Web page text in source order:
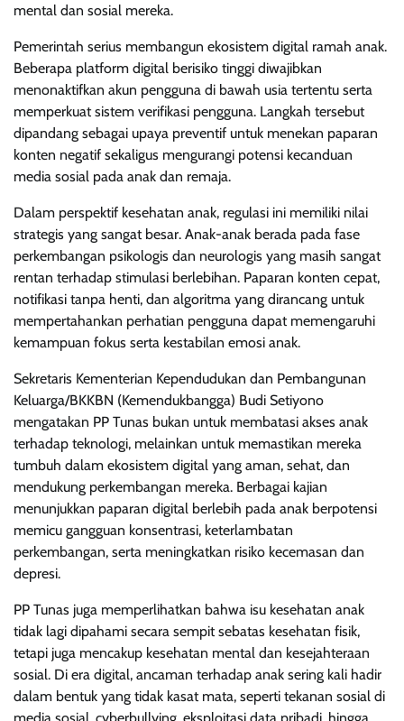
mental dan sosial mereka.
Pemerintah serius membangun ekosistem digital ramah anak.
Beberapa platform digital berisiko tinggi diwajibkan
menonaktifkan akun pengguna di bawah usia tertentu serta
memperkuat sistem verifikasi pengguna. Langkah tersebut
dipandang sebagai upaya preventif untuk menekan paparan
konten negatif sekaligus mengurangi potensi kecanduan
media sosial pada anak dan remaja.
Dalam perspektif kesehatan anak, regulasi ini memiliki nilai
strategis yang sangat besar. Anak-anak berada pada fase
perkembangan psikologis dan neurologis yang masih sangat
rentan terhadap stimulasi berlebihan. Paparan konten cepat,
notifikasi tanpa henti, dan algoritma yang dirancang untuk
mempertahankan perhatian pengguna dapat memengaruhi
kemampuan fokus serta kestabilan emosi anak.
Sekretaris Kementerian Kependudukan dan Pembangunan
Keluarga/BKKBN (Kemendukbangga) Budi Setiyono
mengatakan PP Tunas bukan untuk membatasi akses anak
terhadap teknologi, melainkan untuk memastikan mereka
tumbuh dalam ekosistem digital yang aman, sehat, dan
mendukung perkembangan mereka. Berbagai kajian
menunjukkan paparan digital berlebih pada anak berpotensi
memicu gangguan konsentrasi, keterlambatan
perkembangan, serta meningkatkan risiko kecemasan dan
depresi.
PP Tunas juga memperlihatkan bahwa isu kesehatan anak
tidak lagi dipahami secara sempit sebatas kesehatan fisik,
tetapi juga mencakup kesehatan mental dan kesejahteraan
sosial. Di era digital, ancaman terhadap anak sering kali hadir
dalam bentuk yang tidak kasat mata, seperti tekanan sosial di